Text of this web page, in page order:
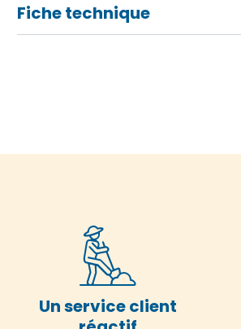
Fiche technique
Un service client